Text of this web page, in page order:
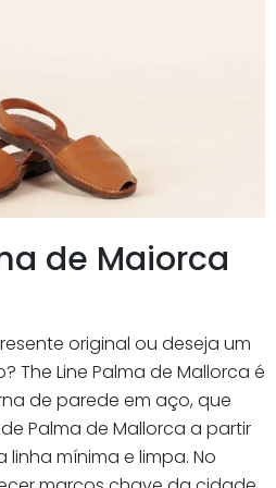
de Maiorca
original ou deseja um
The Line Palma de Mallorca é
de parede em aço, que
Palma de Mallorca a partir
mínima e limpa. No